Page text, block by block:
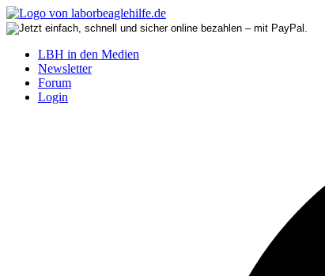
LBH in den Medien
Newsletter
Forum
Login